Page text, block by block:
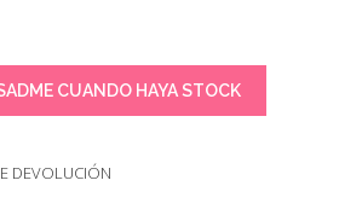
CUANDO HAYA STOCK
DEVOLUCIÓN